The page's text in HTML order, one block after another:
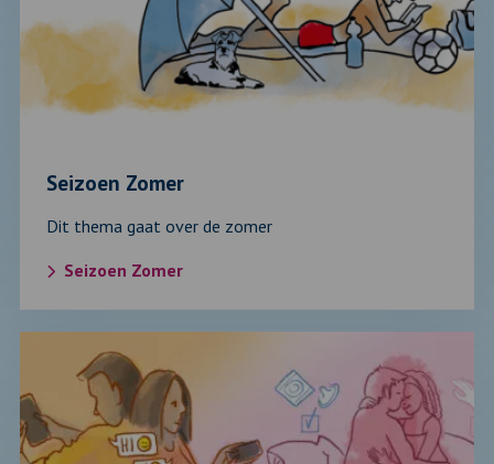
Seizoen Zomer
Dit thema gaat over de zomer
Seizoen Zomer
over:
Seksualiteit